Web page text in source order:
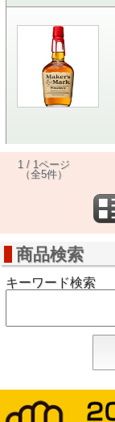
1 / 1ページ
（全5件）
商品検索
キーワード検索